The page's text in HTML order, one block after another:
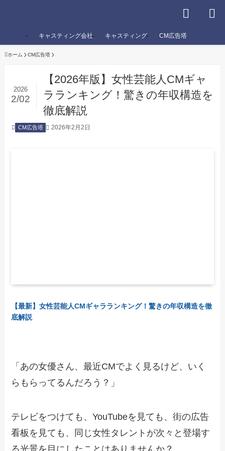
キャスティング会社 キャスティング CM広告塔
ホーム CM広告塔
【2026年版】女性芸能人CMギャ
ラランキング！驚きの年収構造を
徹底解説
2026
2/02
CM広告塔 2026年2月2日
【最新】女性芸能人CMギャラランキング！驚きの年収構造を徹
底解説
「あの女優さん、最近CMでよく見るけど、いく
らもらってるんだろう？」
テレビをつけても、YouTubeを見ても、街の広告
看板を見ても、同じ女性タレントが次々と登場す